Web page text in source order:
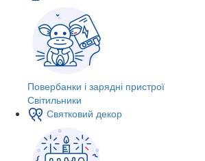
Повербанки і зарядні пристрої
Світильники
Святковий декор